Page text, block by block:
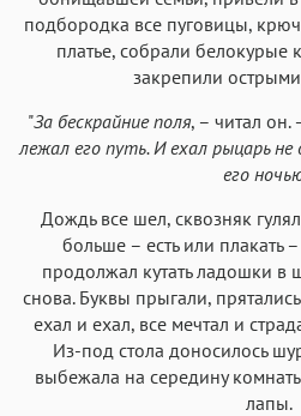
подбородка все пуговицы,
платье, собрали белокурые
закрепили
"За бескрайние поля, – читал он.
лежал его путь. И ехал рыцарь не
его
Дождь все шел, сквозняк
больше – есть или плакать
продолжал кутать ладошки в
снова. Буквы прыгали,
ехал и ехал, все мечтал и
Из-под стола доносилось
выбежала на середину
лапы.